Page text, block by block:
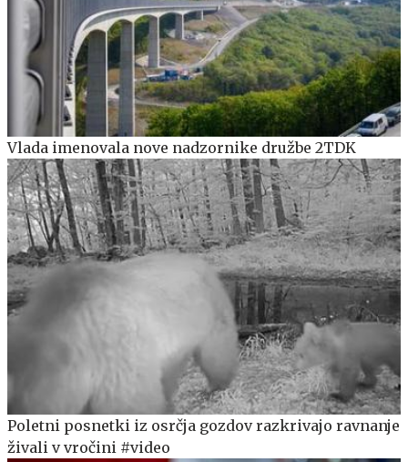
Vlada imenovala nove nadzornike družbe 2TDK
Poletni posnetki iz osrčja gozdov razkrivajo ravnanje
živali v vročini #video